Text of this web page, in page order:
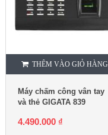
THÊM VÀO GIỎ HÀNG
Máy chấm công vân tay
và thẻ GIGATA 839
4.490.000 ₫